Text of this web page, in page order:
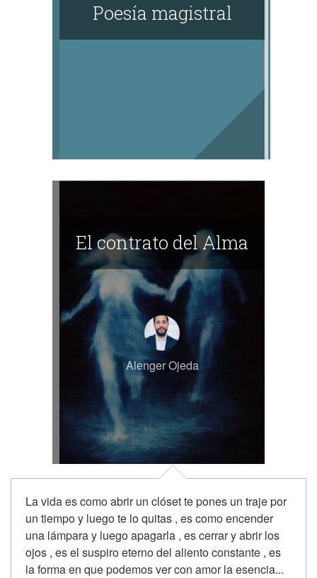
Poesía magistral
El contrato del Alma
Alenger Ojeda
La vida es como abrir un clóset te pones un traje por
un tiempo y luego te lo quitas , es como encender
una lámpara y luego apagarla , es cerrar y abrir los
ojos , es el suspiro eterno del aliento constante , es
la forma en que podemos ver con amor la esencia...